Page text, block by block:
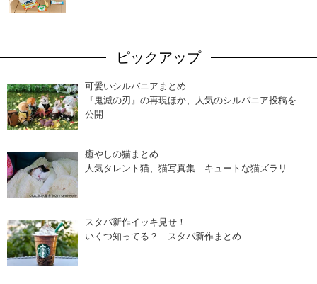
ピックアップ
可愛いシルバニアまとめ
『鬼滅の刃』の再現ほか、人気のシルバニア投稿を
公開
癒やしの猫まとめ
人気タレント猫、猫写真集…キュートな猫ズラリ
スタバ新作イッキ見せ！
いくつ知ってる？ スタバ新作まとめ